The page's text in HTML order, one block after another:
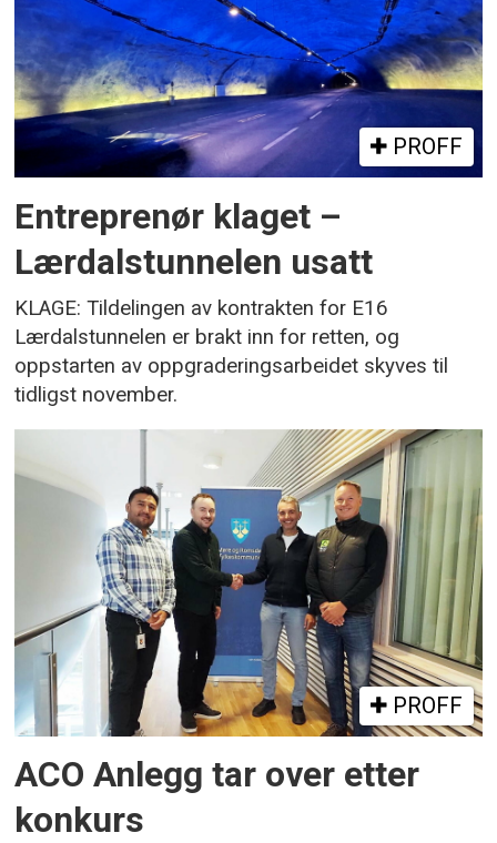
PROFF
Entreprenør klaget –
Lærdalstunnelen usatt
KLAGE: Tildelingen av kontrakten for E16
Lærdalstunnelen er brakt inn for retten, og
oppstarten av oppgraderingsarbeidet skyves til
tidligst november.
PROFF
ACO Anlegg tar over etter
konkurs